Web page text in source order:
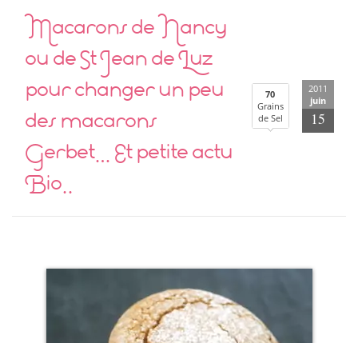
Macarons de Nancy
ou de St Jean de Luz
pour changer un peu
des macarons
Gerbet… Et petite actu
Bio..
70
Grains
de Sel
2011
juin
15